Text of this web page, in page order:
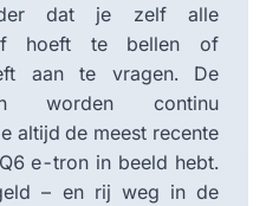
dat je zelf alle
af hoeft te bellen of
aan te vragen. De
worden continu
altijd de meest recente
e-tron in beeld hebt.
– en rij weg in de